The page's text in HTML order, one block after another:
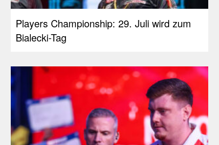
Players Championship: 29. Juli wird zum
Bialecki-Tag